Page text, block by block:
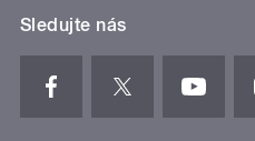
Sledujte nás